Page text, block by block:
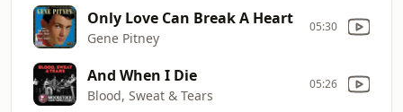
Only Love Can Break A Heart
Gene Pitney
05:30
And When I Die
Blood, Sweat & Tears
05:26